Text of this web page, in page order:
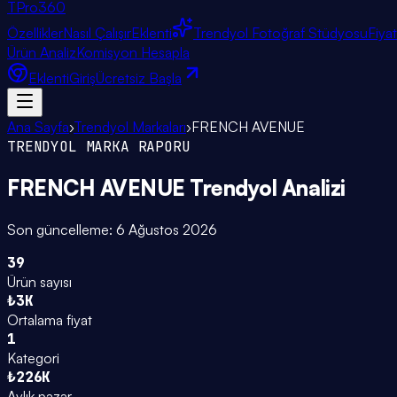
TPro360
ÖzelliklerNasıl ÇalışırEklenti Trendyol Fotoğraf Stüdyosu
Ürün AnalizKomisyon Hesapla
EklentiGirişÜcretsiz Başla
Ana Sayfa›Trendyol Markaları›FRENCH AVENUE
TRENDYOL MARKA RAPORU
FRENCH AVENUE Trendyol Analizi
Son güncelleme: 6 Ağustos 2026
39
Ürün sayısı
₺3K
Ortalama fiyat
1
Kategori
₺226K